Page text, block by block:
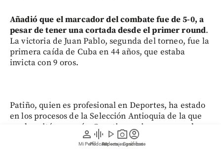
person
Mi Perfil
graphic_eq
Pódcast
play_arrow
Videos
photo_camera
Reportajes gráficos
account_circle
Suscríbete
Añadió que el marcador del combate fue de 5-0, a
pesar de tener una cortada desde el primer round.
La victoria de Juan Pablo, segunda del torneo, fue la
primera caída de Cuba en 44 años, que estaba
invicta con 9 oros.
Patiño, quien es profesional en Deportes, ha estado
en los procesos de la Selección Antioquia de la que
es el capitán y, según @santiagopajaro, se gana la
vida con clases privadas de boxeo para aficionados.